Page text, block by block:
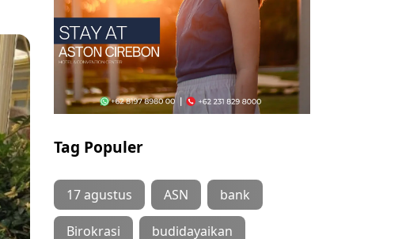
Tag Populer
17 agustus ASN bank
Birokrasi budidayaikan